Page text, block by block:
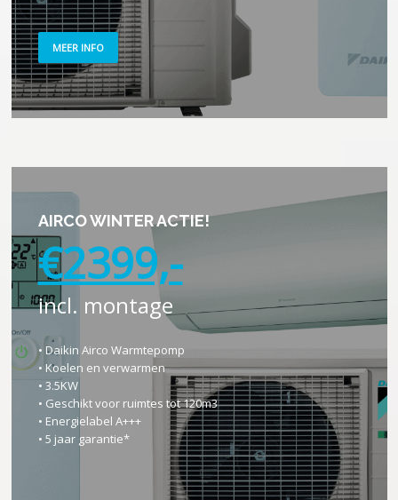
MEER INFO
AIRCO WINTER ACTIE!
€2399,-
incl. montage
• Daikin Airco Warmtepomp
• Koelen en verwarmen
• 3.5KW
• Geschikt voor ruimtes tot 120m3
• Energielabel A+++
• 5 jaar garantie*